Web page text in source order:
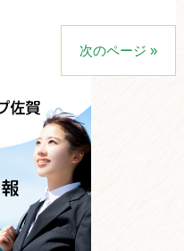
次のページ »